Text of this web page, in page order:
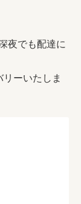
夜でも配達に
ーいたしま